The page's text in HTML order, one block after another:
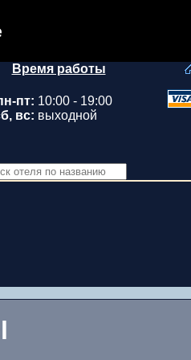
Время работы
пт:
вс:
10:00 - 19:00
выходной